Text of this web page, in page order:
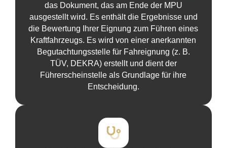
das Dokument, das am Ende der MPU
ausgestellt wird. Es enthält die Ergebnisse und
die Bewertung Ihrer Eignung zum Führen eines
Kraftfahrzeugs. Es wird von einer anerkannten
Begutachtungsstelle für Fahreignung (z. B.
TÜV, DEKRA) erstellt und dient der
Führerscheinstelle als Grundlage für ihre
Entscheidung.